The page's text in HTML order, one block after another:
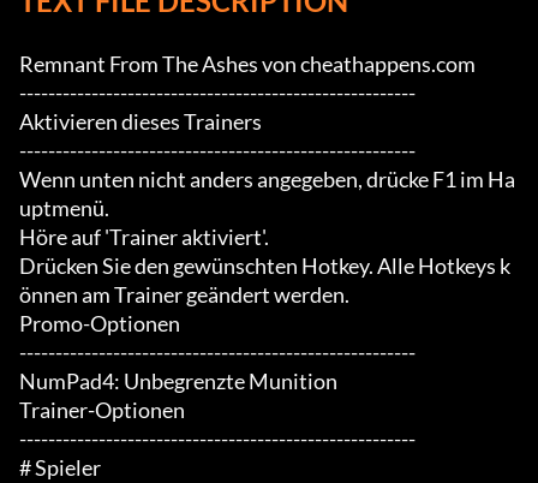
Remnant From The Ashes von cheathappens.com
-------------------------------------------------------
Aktivieren dieses Trainers
-------------------------------------------------------
Wenn unten nicht anders angegeben, drücke F1 im Ha
uptmenü.
Höre auf 'Trainer aktiviert'.
Drücken Sie den gewünschten Hotkey. Alle Hotkeys k
önnen am Trainer geändert werden.
Promo-Optionen
-------------------------------------------------------
NumPad4: Unbegrenzte Munition
Trainer-Optionen
-------------------------------------------------------
# Spieler